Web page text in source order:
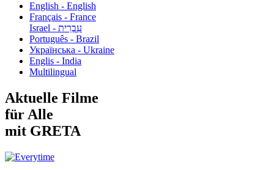
English - English
Français - France
עִבְרִית - Israel
Português - Brazil
Українська - Ukraine
Englis - India
Multilingual
Aktuelle Filme
für Alle
mit GRETA